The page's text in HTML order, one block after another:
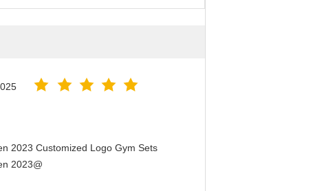
2023 Customized Logo Gym Sets
2023@